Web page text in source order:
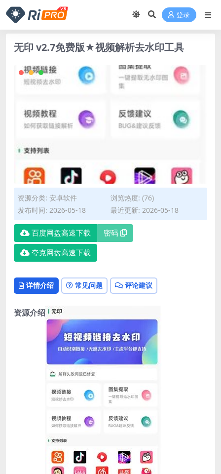
登录
无印 v2.7免费版★视频解析去水印工具
资源分类: 安卓软件
浏览热度: (76)
发布时间: 2026-05-18
最近更新: 2026-05-18
百度网盘高速下载 密码
夸克网盘高速下载
详情介绍 常见问题 评论建议
资源介绍